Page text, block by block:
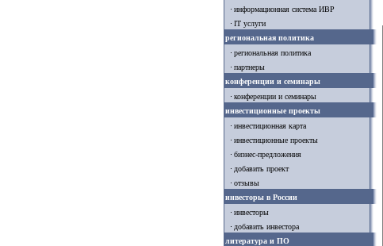
информационная система ИВР
IT услуги
региональная политика
региональная политика
партнеры
конференции и семинары
конференции и семинары
инвестиционные проекты
инвестиционная карта
инвестиционные проекты
бизнес-предложения
добавить проект
отзывы
инвесторы в России
инвесторы
добавить инвестора
литература и ПО